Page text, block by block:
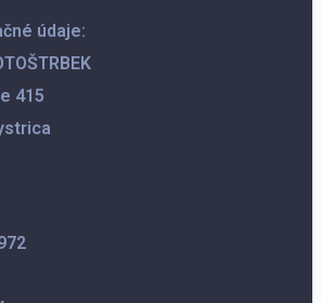
údaje:
415